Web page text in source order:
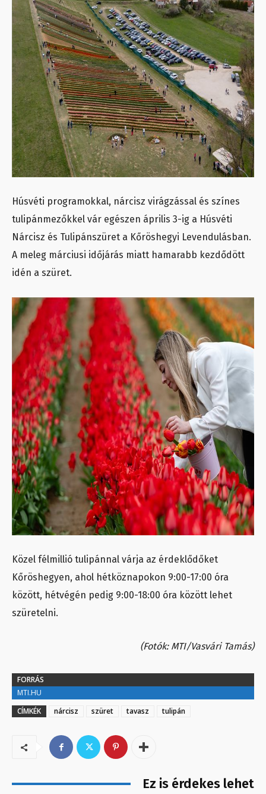
Húsvéti programokkal, nárcisz virágzással és színes
tulipánmezőkkel vár egészen április 3-ig a Húsvéti
Nárcisz és Tulipánszüret a Kőröshegyi Levendulásban.
A meleg márciusi időjárás miatt hamarabb kezdődött
idén a szüret.
Közel félmillió tulipánnal várja az érdeklődőket
Kőröshegyen, ahol hétköznapokon 9:00-17:00 óra
között, hétvégén pedig 9:00-18:00 óra között lehet
szüretelni.
(Fotók: MTI/Vasvári Tamás)
FORRÁS
MTI.HU
CÍMKÉK
nárcisz szüret tavasz tulipán
Ez is érdekes lehet